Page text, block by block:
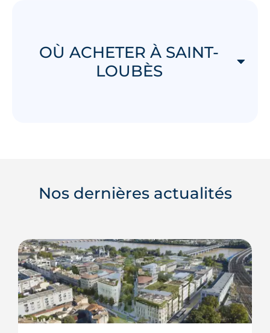
OÙ ACHETER À SAINT-
LOUBÈS
Nos dernières actualités